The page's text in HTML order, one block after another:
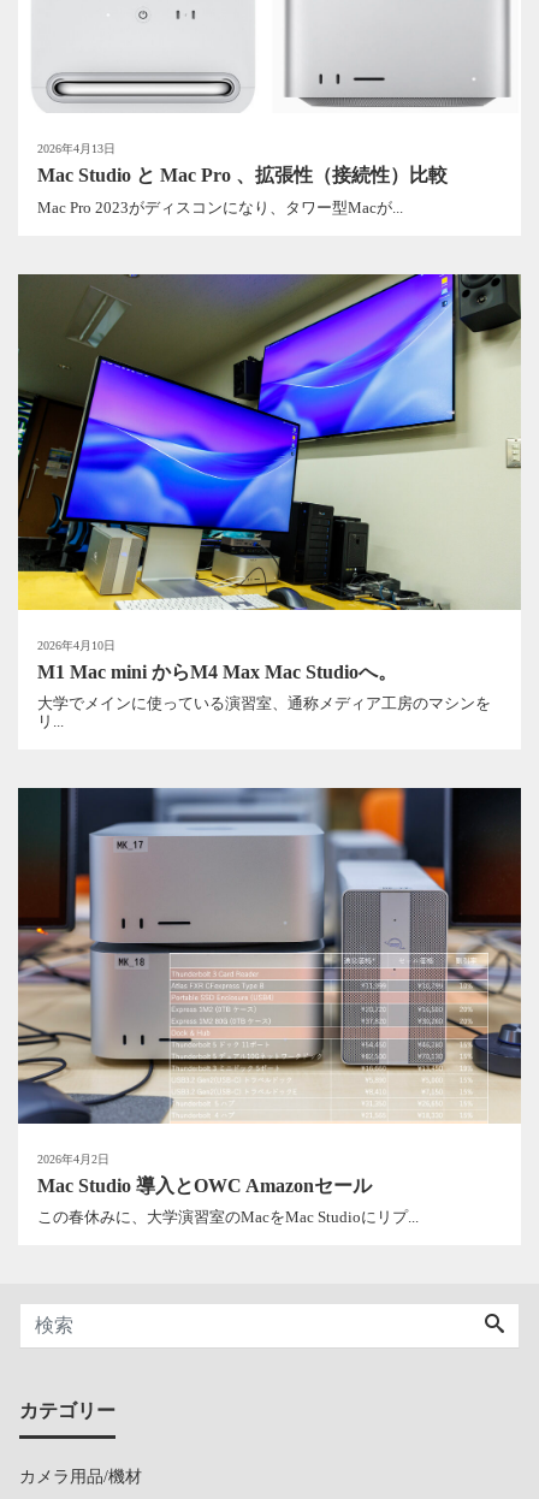
2026年4月13日
Mac Studio と Mac Pro 、拡張性（接続性）比較
Mac Pro 2023がディスコンになり、タワー型Macが...
2026年4月10日
M1 Mac mini からM4 Max Mac Studioへ。
大学でメインに使っている演習室、通称メディア工房のマシンを
リ...
2026年4月2日
Mac Studio 導入とOWC Amazonセール
この春休みに、大学演習室のMacをMac Studioにリプ...
カテゴリー
カメラ用品/機材